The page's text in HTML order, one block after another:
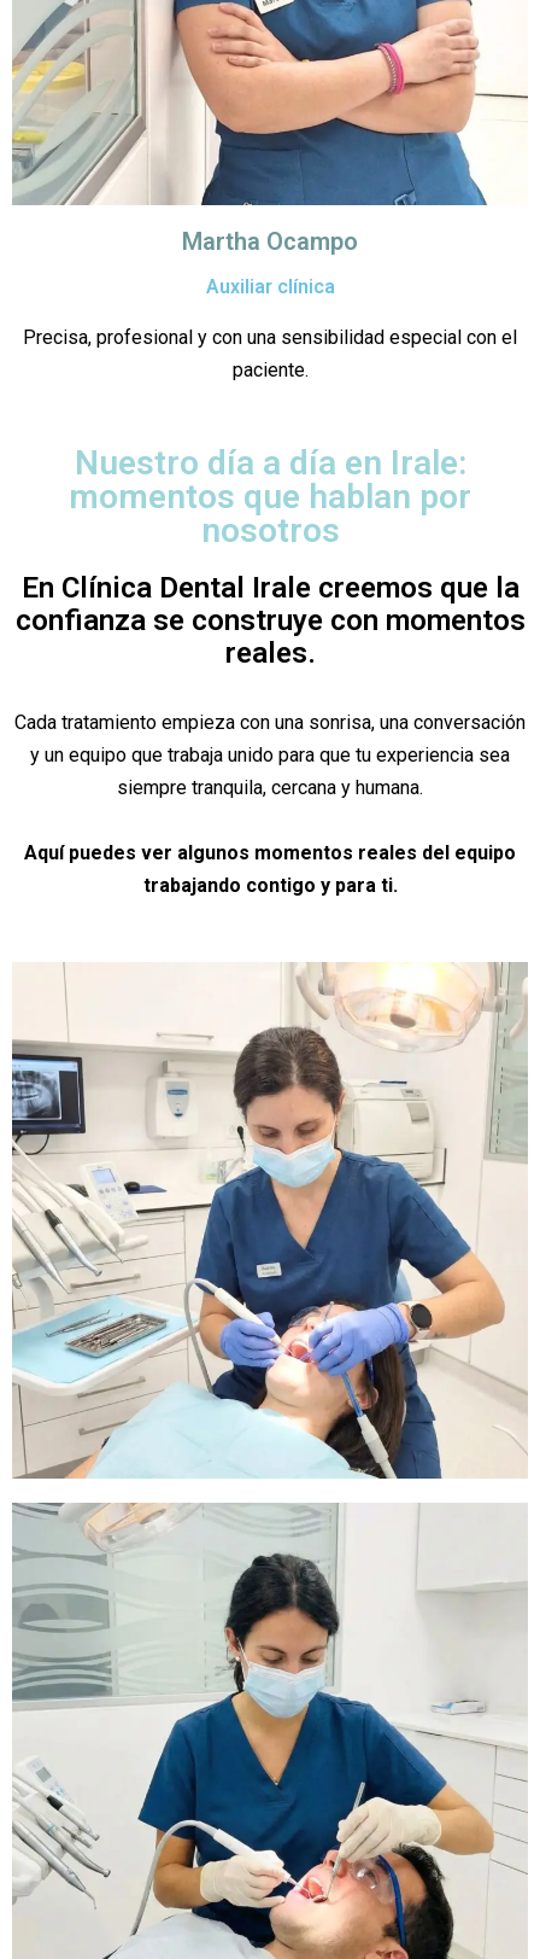
Martha Ocampo
Auxiliar clínica
Precisa, profesional y con una sensibilidad especial con el
paciente.
Nuestro día a día en Irale:
momentos que hablan por
nosotros
En Clínica Dental Irale creemos que la
confianza se construye con momentos
reales.
Cada tratamiento empieza con una sonrisa, una conversación
y un equipo que trabaja unido para que tu experiencia sea
siempre tranquila, cercana y humana.
Aquí puedes ver algunos momentos reales del equipo
trabajando contigo y para ti.